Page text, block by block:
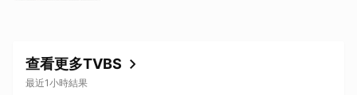
查看更多TVBS
最近1小時結果